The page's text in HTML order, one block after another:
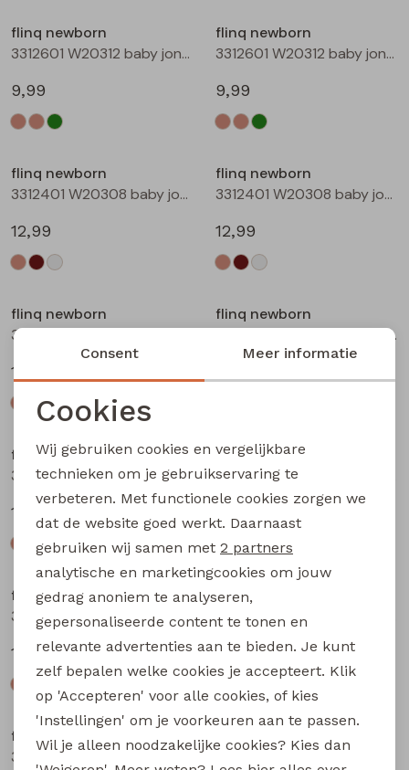
Bermuda's
flinq newborn
3312601 W20312 baby jongens T-shirt lm Taupe
9,99
flinq newborn
3312601 W20312 baby jongens T-shirt lm Groen mos
9,99
flinq newborn
3312401 W20308 baby jongens sweater Ecru melee
12,99
flinq newborn
3312401 W20308 baby jongens sweater Bruin
12,99
flinq newborn
3312401 W20308 baby jongens sweater Roest
12,99
flinq newborn
3312402 W20309 baby jongens sweater Taupe
flinq newborn
3312402 W20309 baby jongens sweater Marine
12,99
flinq newborn
flinq newborn
3312200 W20303 baby jongens lange broek Bruin
12,99
flinq newborn
12,99
flinq newborn
3312201 W20304 baby jongens lange broek Bruin
flinq newborn
Noodzakelijke cookies
Analytische cookies
Marketing cookies
Consent Meer informatie
Cookies
Wij gebruiken cookies en vergelijkbare
technieken om je gebruikservaring te
verbeteren. Met functionele cookies zorgen we
dat de website goed werkt. Daarnaast
gebruiken wij samen met 2 partners
analytische en marketingcookies om jouw
gedrag anoniem te analyseren,
gepersonaliseerde content te tonen en
relevante advertenties aan te bieden. Je kunt
zelf bepalen welke cookies je accepteert. Klik
op 'Accepteren' voor alle cookies, of kies
'Instellingen' om je voorkeuren aan te passen.
Wil je alleen noodzakelijke cookies? Kies dan